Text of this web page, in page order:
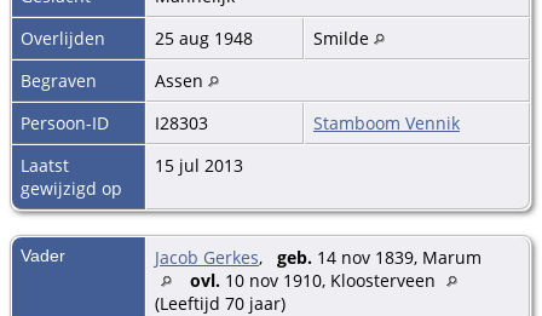
Overlijden
25 aug 1948
Smilde
Begraven
Assen
Persoon-ID
I28303
Stamboom Vennik
Laatst
gewijzigd op
15 jul 2013
Vader Jacob Gerkes, geb. 14 nov 1839, Marum
ovl. 10 nov 1910, Kloosterveen
(Leeftijd 70 jaar)